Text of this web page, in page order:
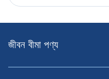
জীবন বীমা পণ্য